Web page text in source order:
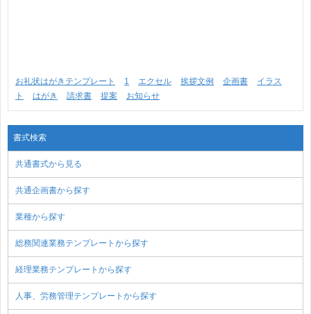
お礼状はがきテンプレート 1 エクセル 挨拶文例 企画書
イラス
ト
はがき 請求書 提案 お知らせ
書式検索
共通書式から見る
共通企画書から探す
業種から探す
総務関連業務テンプレートから探す
経理業務テンプレートから探す
人事、労務管理テンプレートから探す